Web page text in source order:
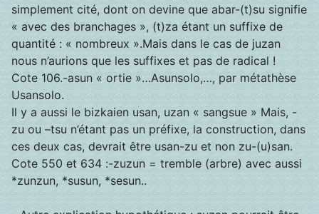
simplement cité, dont on devine que abar-(t)su signifie
« avec des branchages », (t)za étant un suffixe de
quantité : « nombreux ».Mais dans le cas de juzan
nous n’aurions que les suffixes et pas de radical !
Cote 106.-asun « ortie »…Asunsolo,…, par métathèse
Usansolo.
Il y a aussi le bizkaien usan, uzan « sangsue » Mais, -
zu ou –tsu n’étant pas un préfixe, la construction, dans
ces deux cas, devrait être usan-zu et non zu-(u)san.
Cote 550 et 634 :-zuzun = tremble (arbre) avec aussi
*zunzun, *susun, *sesun..